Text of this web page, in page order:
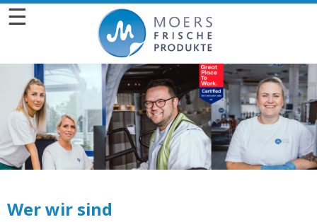
☰
Wer wir sind